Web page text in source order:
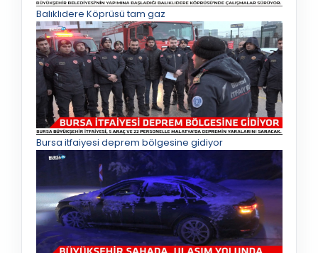
Balıklıdere Köprüsü tam gaz
Bursa itfaiyesi deprem bölgesine gidiyor